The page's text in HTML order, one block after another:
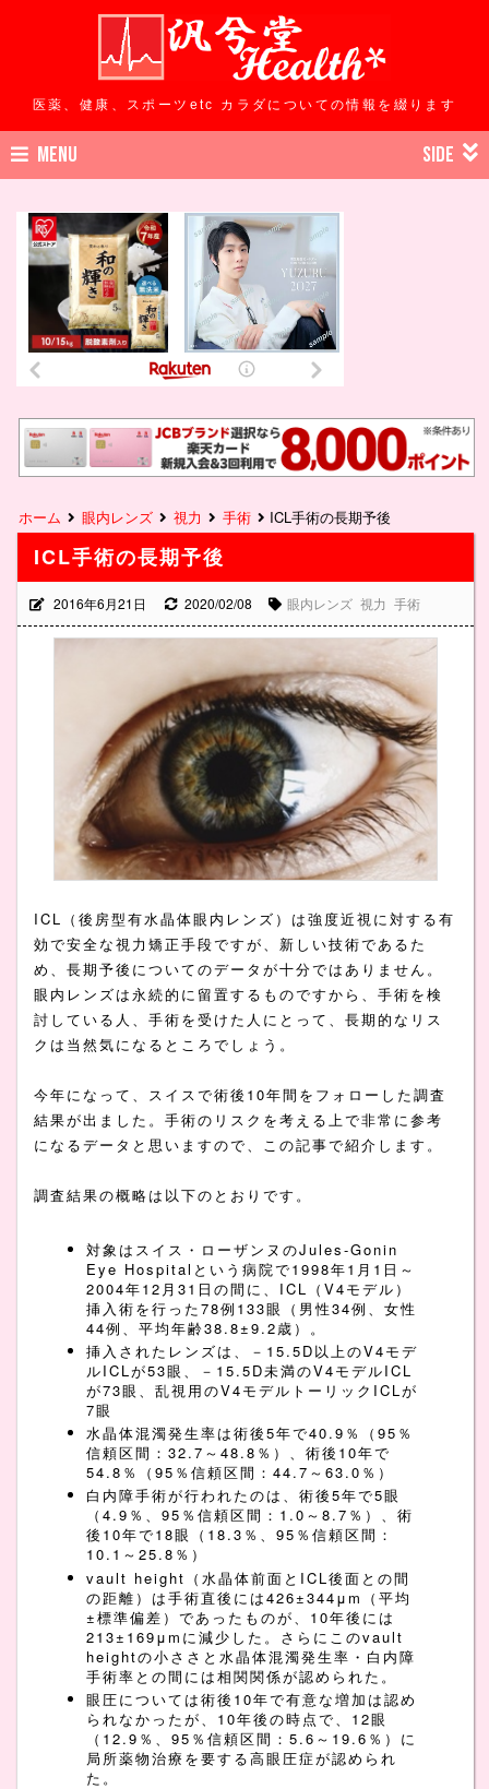
医薬、健康、スポーツetc カラダについての情報を綴ります
MENU SIDE
ホーム 眼内レンズ 視力 手術 ICL手術の長期予後
ICL手術の長期予後
2016年6月21日 2020/02/08 眼内レンズ 視力 手術
ICL（後房型有水晶体眼内レンズ）は強度近視に対する有
効で安全な視力矯正手段ですが、新しい技術であるた
め、長期予後についてのデータが十分ではありません。
眼内レンズは永続的に留置するものですから、手術を検
討している人、手術を受けた人にとって、長期的なリス
クは当然気になるところでしょう。
今年になって、スイスで術後10年間をフォローした調査
結果が出ました。手術のリスクを考える上で非常に参考
になるデータと思いますので、この記事で紹介します。
調査結果の概略は以下のとおりです。
対象はスイス・ローザンヌのJules-Gonin
Eye Hospitalという病院で1998年1月1日～
2004年12月31日の間に、ICL（V4モデル）
挿入術を行った78例133眼（男性34例、女性
44例、平均年齢38.8±9.2歳）。
挿入されたレンズは、－15.5D以上のV4モデ
ルICLが53眼、－15.5D未満のV4モデルICL
が73眼、乱視用のV4モデルトーリックICLが
7眼
水晶体混濁発生率は術後5年で40.9％（95％
信頼区間：32.7～48.8％）、術後10年で
54.8％（95％信頼区間：44.7～63.0％）
白内障手術が行われたのは、術後5年で5眼
（4.9％、95％信頼区間：1.0～8.7％）、術
後10年で18眼（18.3％、95％信頼区間：
10.1～25.8％）
vault height（水晶体前面とICL後面との間
の距離）は手術直後には426±344μm（平均
±標準偏差）であったものが、10年後には
213±169μmに減少した。さらにこのvault
heightの小ささと水晶体混濁発生率・白内障
手術率との間には相関関係が認められた。
眼圧については術後10年で有意な増加は認め
られなかったが、10年後の時点で、12眼
（12.9％、95％信頼区間：5.6～19.6％）に
局所薬物治療を要する高眼圧症が認められ
た。